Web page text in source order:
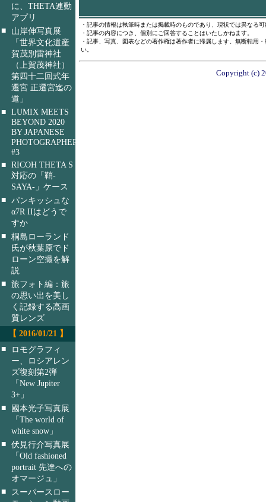
に、THETA連動
アプリ
■
山岸伸写真展
「世界文化遺産
賀茂別雷神社
（上賀茂神社）
第四十二回式年
遷宮 正遷宮迄の
道」
■ LUMIX MEETS
BEYOND 2020
BY JAPANESE
PHOTOGRAPHERS
#3
■ RICOH THETA S
対応の「鞘-
SAYA-」ケース
■ パンキッシュな
α7R IIはどうで
すか
■ 桐島ローランド
氏が秋葉原でド
ローン空撮を解
説
■ 旅フォト編：旅
の思い出を美し
く記録する高画
質レンズ
【 2016/01/21 】
■
ロモグラフィ
ー、ロシアレン
ズ復刻第2弾
「New Jupiter
3+」
■
國本光子写真展
「The world of
white snow」
■ 伏見行介写真展
「Old fashioned
portrait 先達への
オマージュ」
■
スーパースロー
・記事の情報は執筆時または掲載時のものであり、現状では異なる
・記事の内容につき、個別にご回答することはいたしかねます。
・記事、写真、図表などの著作権は著作者に帰属します。無断転用
い。
Copyright (c)